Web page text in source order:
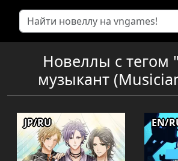
Новеллы с тегом
музыкант
JP/RU EN/